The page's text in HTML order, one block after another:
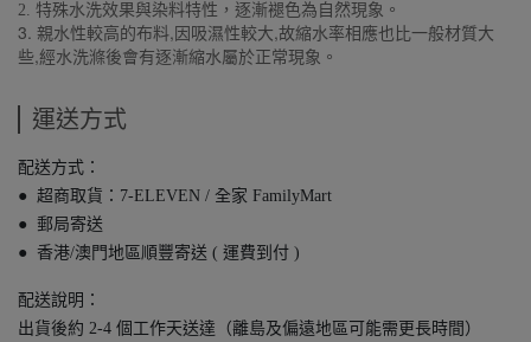
2. 特殊水洗效果與染料特性，逐漸褪色為自然現象。
3. 親水性較高的布料, 因吸濕性較大,故縮水率相應也比一般材質大
些,經水洗滌後會有逐漸縮水屬於正常現象。
運送方式
配送方式：
● 超商取貨：7-ELEVEN / 全家 FamilyMart
● 郵局寄送
● 香港/澳門地區順豐寄送 ( 運費到付 )
配送說明：
出貨後約 2-4 個工作天送達（離島及偏遠地區可能需更長時間）